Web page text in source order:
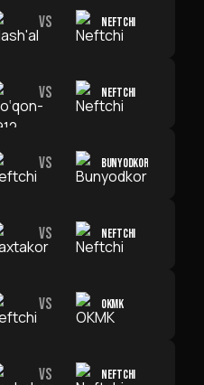
VS NEFTCHI
VS NEFTCHI
VS BUNYODKOR
VS NEFTCHI
VS OKMK
VS NEFTCHI